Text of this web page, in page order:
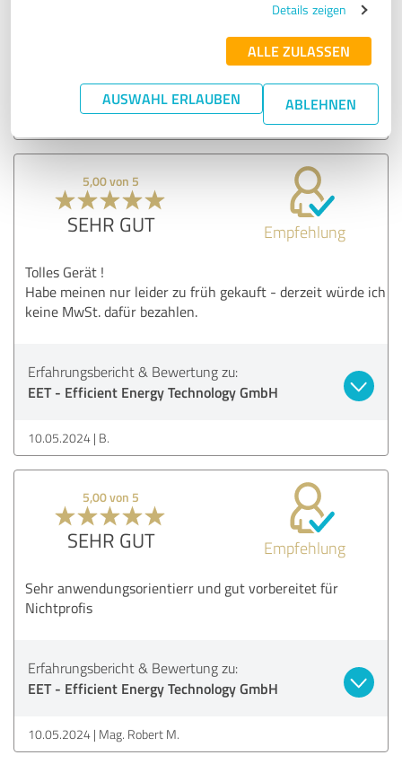
Details zeigen
ALLE ZULASSEN
AUSWAHL ERLAUBEN ABLEHNEN
5,00 von 5
SEHR GUT Empfehlung
Tolles Gerät !
Habe meinen nur leider zu früh gekauft - derzeit würde ich
keine MwSt. dafür bezahlen.
Erfahrungsbericht & Bewertung zu:
EET - Efficient Energy Technology GmbH
10.05.2024 B.
5,00 von 5
SEHR GUT Empfehlung
Sehr anwendungsorientierr und gut vorbereitet für
Nichtprofis
Erfahrungsbericht & Bewertung zu:
EET - Efficient Energy Technology GmbH
10.05.2024 Mag. Robert M.